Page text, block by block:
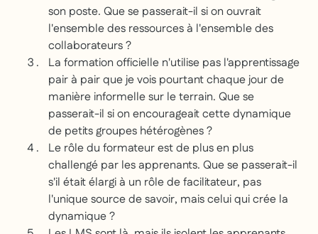
son poste. Que se passerait-il si on ouvrait
l'ensemble des ressources à l'ensemble des
collaborateurs ?
La formation officielle n'utilise pas l'apprentissage
pair à pair que je vois pourtant chaque jour de
manière informelle sur le terrain. Que se
passerait-il si on encourageait cette dynamique
de petits groupes hétérogènes ?
Le rôle du formateur est de plus en plus
challengé par les apprenants. Que se passerait-il
s'il était élargi à un rôle de facilitateur, pas
l'unique source de savoir, mais celui qui crée la
dynamique ?